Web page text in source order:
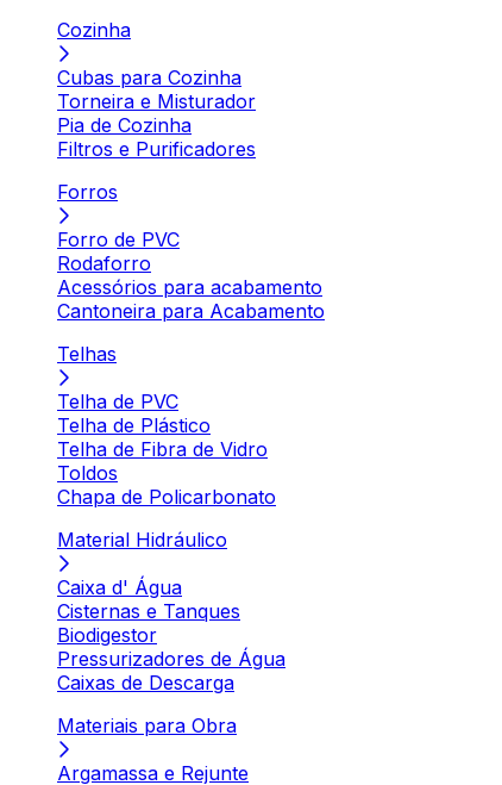
Cozinha
Cubas para Cozinha
Torneira e Misturador
Pia de Cozinha
Filtros e Purificadores
Forros
Forro de PVC
Rodaforro
Acessórios para acabamento
Cantoneira para Acabamento
Telhas
Telha de PVC
Telha de Plástico
Telha de Fibra de Vidro
Toldos
Chapa de Policarbonato
Material Hidráulico
Caixa d' Água
Cisternas e Tanques
Biodigestor
Pressurizadores de Água
Caixas de Descarga
Materiais para Obra
Argamassa e Rejunte